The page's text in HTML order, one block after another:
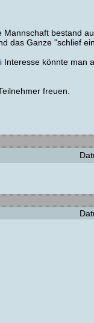
bestand
das Ganze "schlief
Interesse könnte man
freuen.